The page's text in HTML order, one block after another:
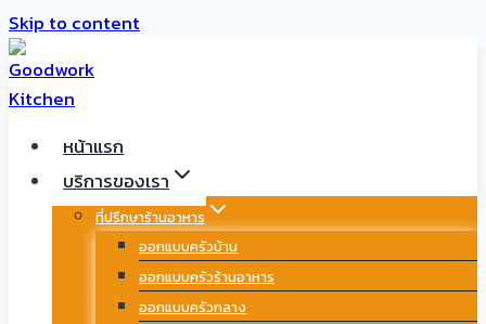
Skip to content
หน้าแรก
บริการของเรา
ที่ปรึกษาร้านอาหาร
ออกแบบครัวบ้าน
ออกแบบครัวร้านอาหาร
ออกแบบครัวกลาง